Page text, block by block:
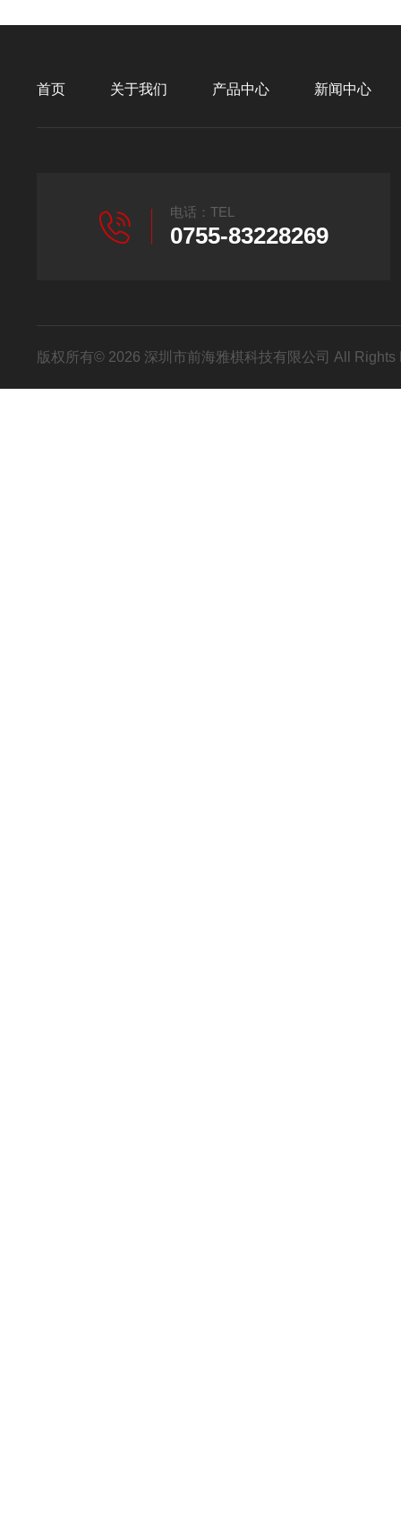
首页 关于我们 产品中心 新闻中心
电话：TEL
0755-83228269
版权所有© 2026 深圳市前海雅棋科技有限公司 All